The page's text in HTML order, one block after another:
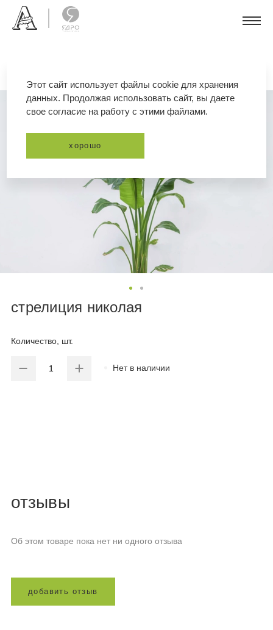
стрелиция николая
Количество, шт.
Нет в наличии
отзывы
Об этом товаре пока нет ни одного отзыва
добавит ь отз ыв
Этот сайт использует файлы cookie для хранения
данных. Продолжая использовать сайт, вы даете
свое согласие на работу с этими файлами.
хорошо